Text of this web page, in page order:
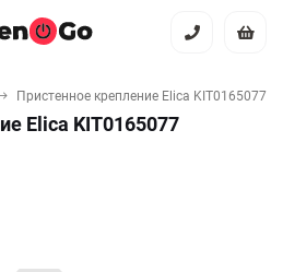
Пристенное крепление Elica KIT0165077
Elica KIT0165077